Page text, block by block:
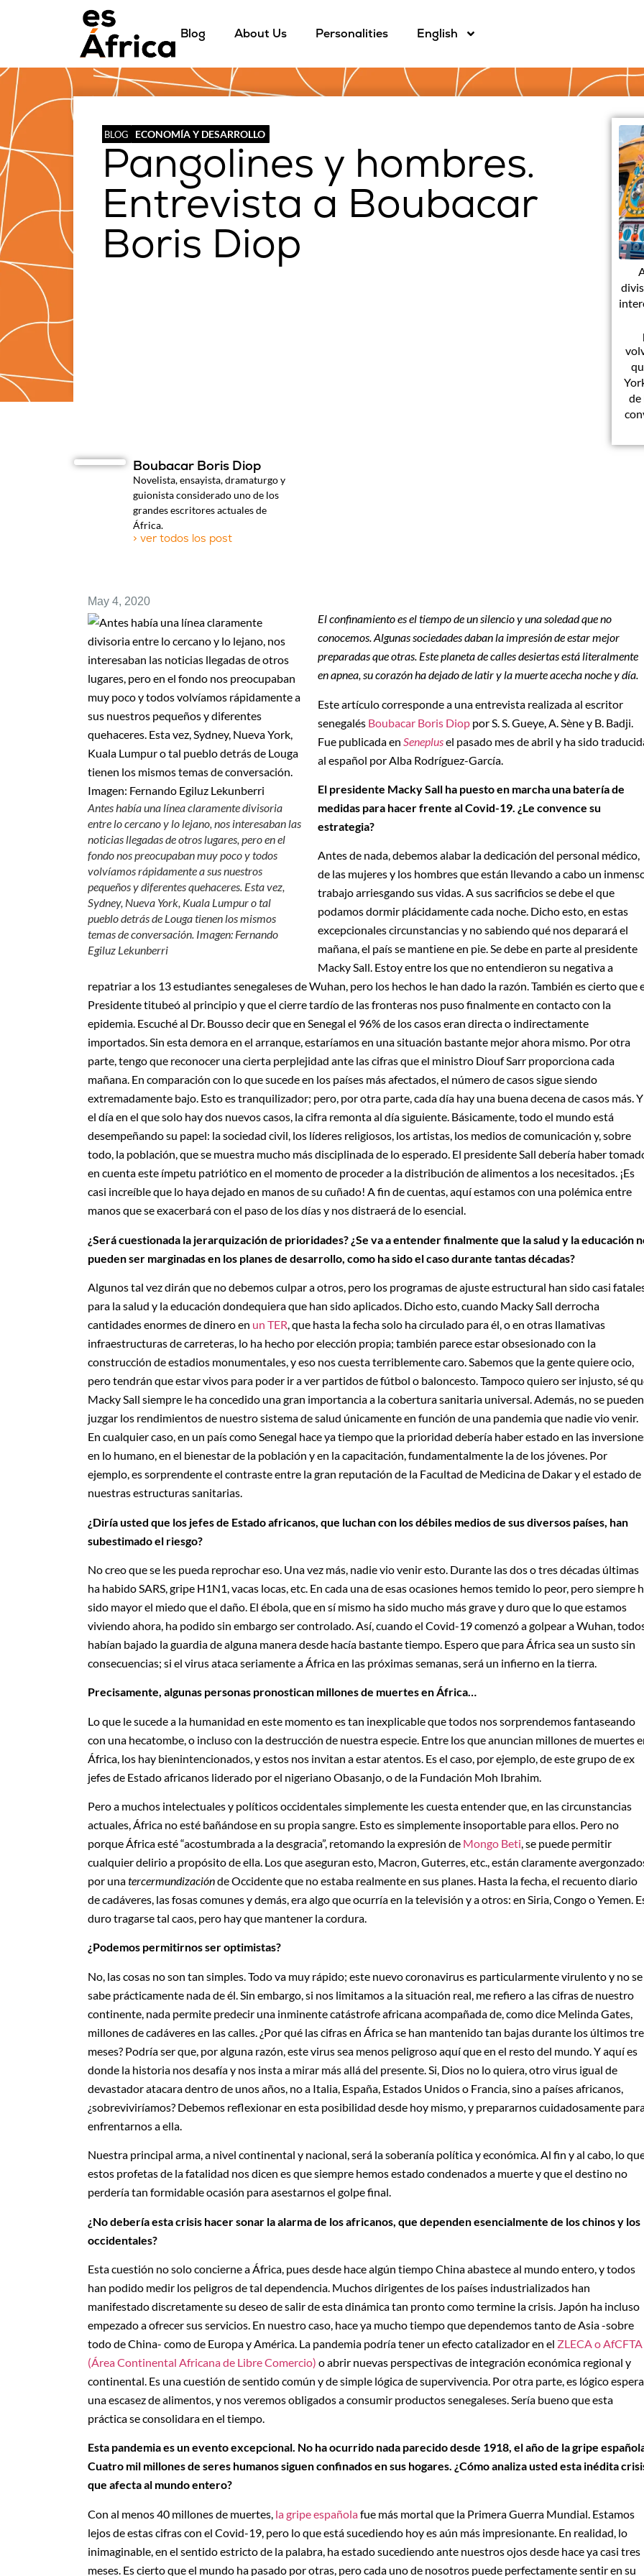
Blog About Us Personalities English
BLOG ECONOMÍA Y DESARROLLO
Pangolines y hombres.
Entrevista a Boubacar
Boris Diop
de
Boubacar Boris Diop
Novelista, ensayista, dramaturgo y
guionista considerado uno de los
grandes escritores actuales de
África.
> ver todos los post
May 4, 2020
Antes había una línea claramente divisoria
entre lo cercano y lo lejano, nos interesaban las
noticias llegadas de otros lugares, pero en el
fondo nos preocupaban muy poco y todos
volvíamos rápidamente a sus nuestros
pequeños y diferentes quehaceres. Esta vez,
Sydney, Nueva York, Kuala Lumpur o tal
pueblo detrás de Louga tienen los mismos
temas de conversación. Imagen: Fernando
Egiluz Lekunberri
El confinamiento es el tiempo de un silencio y una soledad que no
conocemos. Algunas sociedades daban la impresión de estar mejor
preparadas que otras. Este planeta de calles desiertas está literalmente
en apnea, su corazón ha dejado de latir y la muerte acecha noche y día.
Este artículo corresponde a una entrevista realizada al escritor
senegalés Boubacar Boris Diop por S. S. Gueye, A. Sène y B. Badji.
Fue publicada en Seneplusel pasado mes de abril y ha sido
al español por Alba Rodríguez-García.
El presidente Macky Sall ha puesto en marcha una batería de
medidas para hacer frente al Covid-19. ¿Le convence su
estrategia?
Antes de nada, debemos alabar la dedicación del personal médico,
de las mujeres y los hombres que están llevando a cabo un
trabajo arriesgando sus vidas. A sus sacrificios se debe el que
podamos dormir plácidamente cada noche. Dicho esto, en estas
excepcionales circunstancias y no sabiendo qué nos deparará el
mañana, el país se mantiene en pie. Se debe en parte al presidente
Macky Sall. Estoy entre los que no entendieron su negativa a
repatriar a los 13 estudiantes senegaleses de Wuhan, pero los hechos le han dado la razón. También es cierto que
Presidente titubeó al principio y que el cierre tardío de las fronteras nos puso finalmente en contacto con la
epidemia. Escuché al Dr. Bousso decir que en Senegal el 96% de los casos eran directa o indirectamente
importados. Sin esta demora en el arranque, estaríamos en una situación bastante mejor ahora mismo. Por otra
parte, tengo que reconocer una cierta perplejidad ante las cifras que el ministro Diouf Sarr proporciona cada
mañana. En comparación con lo que sucede en los países más afectados, el número de casos sigue siendo
extremadamente bajo. Esto es tranquilizador; pero, por otra parte, cada día hay una buena decena de casos más. Y
el día en el que solo hay dos nuevos casos, la cifra remonta al día siguiente. Básicamente, todo el mundo está
desempeñando su papel: la sociedad civil, los líderes religiosos, los artistas, los medios de comunicación y, sobre
todo, la población, que se muestra mucho más disciplinada de lo esperado. El presidente Sall debería haber
en cuenta este ímpetu patriótico en el momento de proceder a la distribución de alimentos a los necesitados. ¡Es
casi increíble que lo haya dejado en manos de su cuñado! A fin de cuentas, aquí estamos con una polémica entre
manos que se exacerbará con el paso de los días y nos distraerá de lo esencial.
¿Será cuestionada la jerarquización de prioridades? ¿Se va a entender finalmente que la salud y la educación
pueden ser marginadas en los planes de desarrollo, como ha sido el caso durante tantas décadas?
Algunos tal vez dirán que no debemos culpar a otros, pero los programas de ajuste estructural han sido casi
para la salud y la educación dondequiera que han sido aplicados. Dicho esto, cuando Macky Sall derrocha
cantidades enormes de dinero en un TER, que hasta la fecha solo ha circulado para él, o en otras llamativas
infraestructuras de carreteras, lo ha hecho por elección propia; también parece estar obsesionado con la
construcción de estadios monumentales, y eso nos cuesta terriblemente caro. Sabemos que la gente quiere ocio,
pero tendrán que estar vivos para poder ir a ver partidos de fútbol o baloncesto. Tampoco quiero ser injusto, sé
Macky Sall siempre le ha concedido una gran importancia a la cobertura sanitaria universal. Además, no se pueden
juzgar los rendimientos de nuestro sistema de salud únicamente en función de una pandemia que nadie vio venir.
En cualquier caso, en un país como Senegal hace ya tiempo que la prioridad debería haber estado en las
en lo humano, en el bienestar de la población y en la capacitación, fundamentalmente la de los jóvenes. Por
ejemplo, es sorprendente el contraste entre la gran reputación de la Facultad de Medicina de Dakar y el estado de
nuestras estructuras sanitarias.
¿Diría usted que los jefes de Estado africanos, que luchan con los débiles medios de sus diversos países, han
subestimado el riesgo?
No creo que se les pueda reprochar eso. Una vez más, nadie vio venir esto. Durante las dos o tres décadas últimas
ha habido SARS, gripe H1N1, vacas locas, etc. En cada una de esas ocasiones hemos temido lo peor, pero siempre
sido mayor el miedo que el daño. El ébola, que en sí mismo ha sido mucho más grave y duro que lo que estamos
viviendo ahora, ha podido sin embargo ser controlado. Así, cuando el Covid-19 comenzó a golpear a Wuhan,
habían bajado la guardia de alguna manera desde hacía bastante tiempo. Espero que para África sea un susto sin
consecuencias; si el virus ataca seriamente a África en las próximas semanas, será un infierno en la tierra.
Precisamente, algunas personas pronostican millones de muertes en África…
Lo que le sucede a la humanidad en este momento es tan inexplicable que todos nos sorprendemos fantaseando
con una hecatombe, o incluso con la destrucción de nuestra especie. Entre los que anuncian millones de muertes
África, los hay bienintencionados, y estos nos invitan a estar atentos. Es el caso, por ejemplo, de este grupo de ex
jefes de Estado africanos liderado por el nigeriano Obasanjo, o de la Fundación Moh Ibrahim.
Pero a muchos intelectuales y políticos occidentales simplemente les cuesta entender que, en las circunstancias
actuales, África no esté bañándose en su propia sangre. Esto es simplemente insoportable para ellos. Pero no
porque África esté “acostumbrada a la desgracia”, retomando la expresión de Mongo Beti, se puede permitir
cualquier delirio a propósito de ella. Los que aseguran esto, Macron, Guterres, etc., están claramente
por unatercermundizaciónde Occidente que no estaba realmente en sus planes. Hasta la fecha, el recuento diario
de cadáveres, las fosas comunes y demás, era algo que ocurría en la televisión y a otros: en Siria, Congo o Yemen.
duro tragarse tal caos, pero hay que mantener la cordura.
¿Podemos permitirnos ser optimistas?
No, las cosas no son tan simples. Todo va muy rápido; este nuevo coronavirus es particularmente virulento y no se
sabe prácticamente nada de él. Sin embargo, si nos limitamos a la situación real, me refiero a las cifras de nuestro
continente, nada permite predecir una inminente catástrofe africana acompañada de, como dice Melinda Gates,
millones de cadáveres en las calles. ¿Por qué las cifras en África se han mantenido tan bajas durante los últimos
meses? Podría ser que, por alguna razón, este virus sea menos peligroso aquí que en el resto del mundo. Y aquí es
donde la historia nos desafía y nos insta a mirar más allá del presente. Si, Dios no lo quiera, otro virus igual de
devastador atacara dentro de unos años, no a Italia, España, Estados Unidos o Francia, sino a países africanos,
¿sobreviviríamos? Debemos reflexionar en esta posibilidad desde hoy mismo, y prepararnos cuidadosamente
enfrentarnos a ella.
Nuestra principal arma, a nivel continental y nacional, será la soberanía política y económica. Al fin y al cabo, lo
estos profetas de la fatalidad nos dicen es que siempre hemos estado condenados a muerte y que el destino no
perdería tan formidable ocasión para asestarnos el golpe final.
¿No debería esta crisis hacer sonar la alarma de los africanos, que dependen esencialmente de los chinos y los
occidentales?
Esta cuestión no solo concierne a África, pues desde hace algún tiempo China abastece al mundo entero, y todos
han podido medir los peligros de tal dependencia. Muchos dirigentes de los países industrializados han
manifestado discretamente su deseo de salir de esta dinámica tan pronto como termine la crisis. Japón ha incluso
empezado a ofrecer sus servicios. En nuestro caso, hace ya mucho tiempo que dependemos tanto de Asia -sobre
todo de China- como de Europa y América. La pandemia podría tener un efecto catalizador en el ZLECA o AfCFTA
(Área Continental Africana de Libre Comercio) o abrir nuevas perspectivas de integración económica regional y
continental. Es una cuestión de sentido común y de simple lógica de supervivencia. Por otra parte, es lógico
una escasez de alimentos, y nos veremos obligados a consumir productos senegaleses. Sería bueno que esta
práctica se consolidara en el tiempo.
Esta pandemia es un evento excepcional. No ha ocurrido nada parecido desde 1918, el año de la gripe
Cuatro mil millones de seres humanos siguen confinados en sus hogares. ¿Cómo analiza usted esta inédita
que afecta al mundo entero?
Con al menos 40 millones de muertes, la gripe españolafue más mortal que la Primera Guerra Mundial. Estamos
lejos de estas cifras con el Covid-19, pero lo que está sucediendo hoy es aún más impresionante. En realidad, lo
inimaginable, en el sentido estricto de la palabra, ha estado sucediendo ante nuestros ojos desde hace ya casi tres
meses. Es cierto que el mundo ha pasado por otras, pero cada uno de nosotros puede perfectamente sentir en su